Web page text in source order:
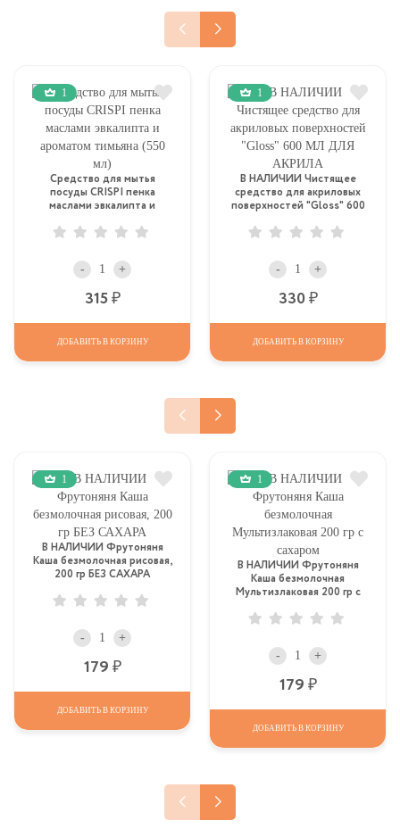
1
Средство для мытья
посуды CRISPI пенка
маслами эвкалипта и
- +
315
ДОБАВИТЬ В КОРЗИНУ
1
В НАЛИЧИИ Чистящее
средство для акриловых
поверхностей "Gloss" 600
- +
330
ДОБАВИТЬ В КОРЗИНУ
1
В НАЛИЧИИ Фрутоняня
Каша безмолочная рисовая,
200 гр БЕЗ САХАРА
- +
179
ДОБАВИТЬ В КОРЗИНУ
1
В НАЛИЧИИ Фрутоняня
Каша безмолочная
Мультизлаковая 200 гр с
- +
179
ДОБАВИТЬ В КОРЗИНУ